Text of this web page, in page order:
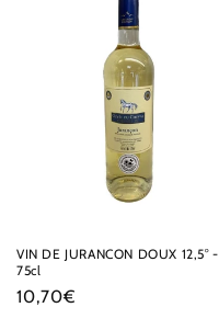
VIN DE JURANCON DOUX 12,5° -
75cl
Prix
10,70€